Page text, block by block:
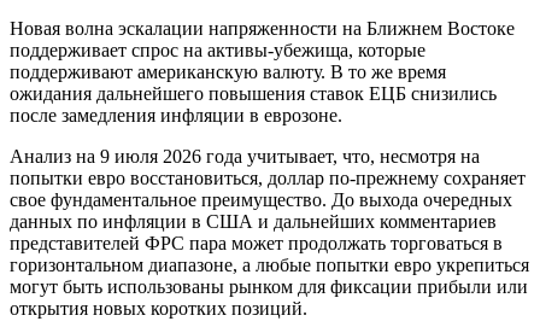
Новая волна эскалации напряженности на Ближнем Востоке
поддерживает спрос на активы-убежища, которые
поддерживают американскую валюту. В то же время
ожидания дальнейшего повышения ставок ЕЦБ снизились
после замедления инфляции в еврозоне.
Анализ на 9 июля 2026 года учитывает, что, несмотря на
попытки евро восстановиться, доллар по-прежнему сохраняет
свое фундаментальное преимущество. До выхода очередных
данных по инфляции в США и дальнейших комментариев
представителей ФРС пара может продолжать торговаться в
горизонтальном диапазоне, а любые попытки евро укрепиться
могут быть использованы рынком для фиксации прибыли или
открытия новых коротких позиций.